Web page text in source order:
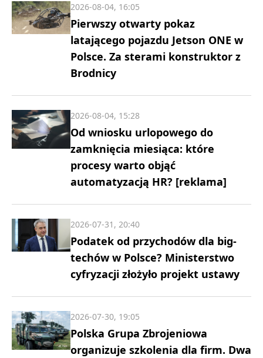
Pierwszy otwarty pokaz
latającego pojazdu Jetson ONE w
Polsce. Za sterami konstruktor z
Brodnicy
2026-08-04, 16:05
Od wniosku urlopowego do
zamknięcia miesiąca: które
procesy warto objąć
automatyzacją HR? [reklama]
2026-08-04, 15:28
Podatek od przychodów dla big-
techów w Polsce? Ministerstwo
cyfryzacji złożyło projekt ustawy
2026-07-31, 20:40
Polska Grupa Zbrojeniowa
organizuje szkolenia dla firm. Dwa
2026-07-30, 19:05